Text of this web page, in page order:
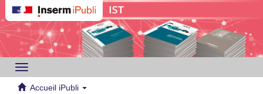
Toggle
navigation
Accueil iPubli